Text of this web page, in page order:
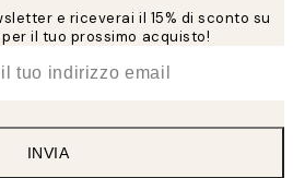
e riceverai il 15% di sconto su
il tuo prossimo acquisto!
INVIA